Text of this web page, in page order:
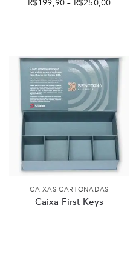
R$199,90 – R$250,00
CAIXAS CARTONADAS
Caixa First Keys